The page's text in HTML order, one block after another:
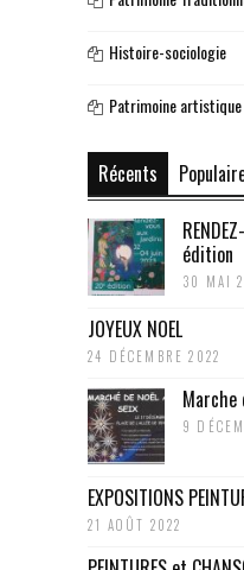
Histoire-sociologie
Patrimoine artistique
Récents
édition
30 MAI
JOYEUX NOEL
24 DÉCEMBRE 2022
Marche
9
EXPOSITIONS
21 AOÛT 2022